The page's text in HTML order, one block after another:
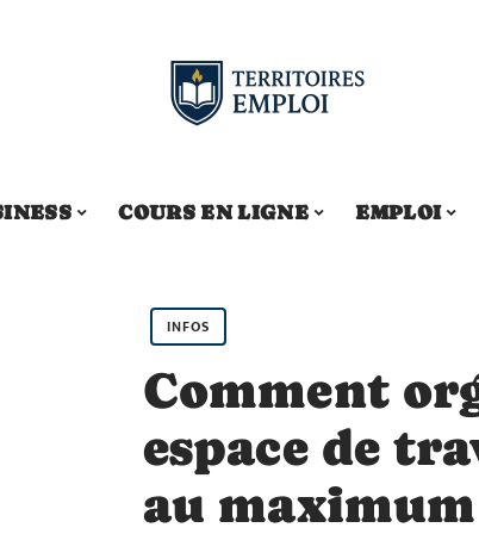
COURS EN LIGNE EMPLOI
INFOS
Comment
espace de
au maximum